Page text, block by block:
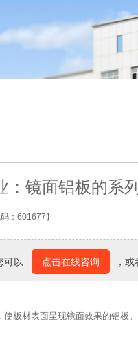
：镜面铝板的系
：601677】
可以 点击在线咨询 ，
板材表面呈现镜面效果的铝板